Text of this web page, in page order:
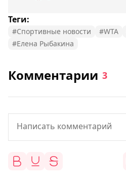
Теги:
#Спортивные новости #WTA
#Елена Рыбакина
Комментарии 3